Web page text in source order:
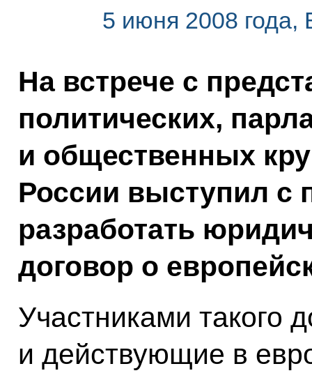
5 июня 2008 года,
На встрече с
политических,
и общественных
России выступил с
разработать
договор о
Участниками такого
и действующие в